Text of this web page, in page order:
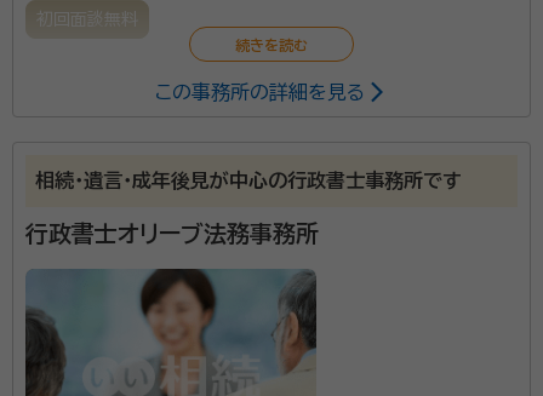
初回面談無料
この事務所の詳細を見る
相続・遺言・成年後見が中心の行政書士事務所です
行政書士オリーブ法務事務所